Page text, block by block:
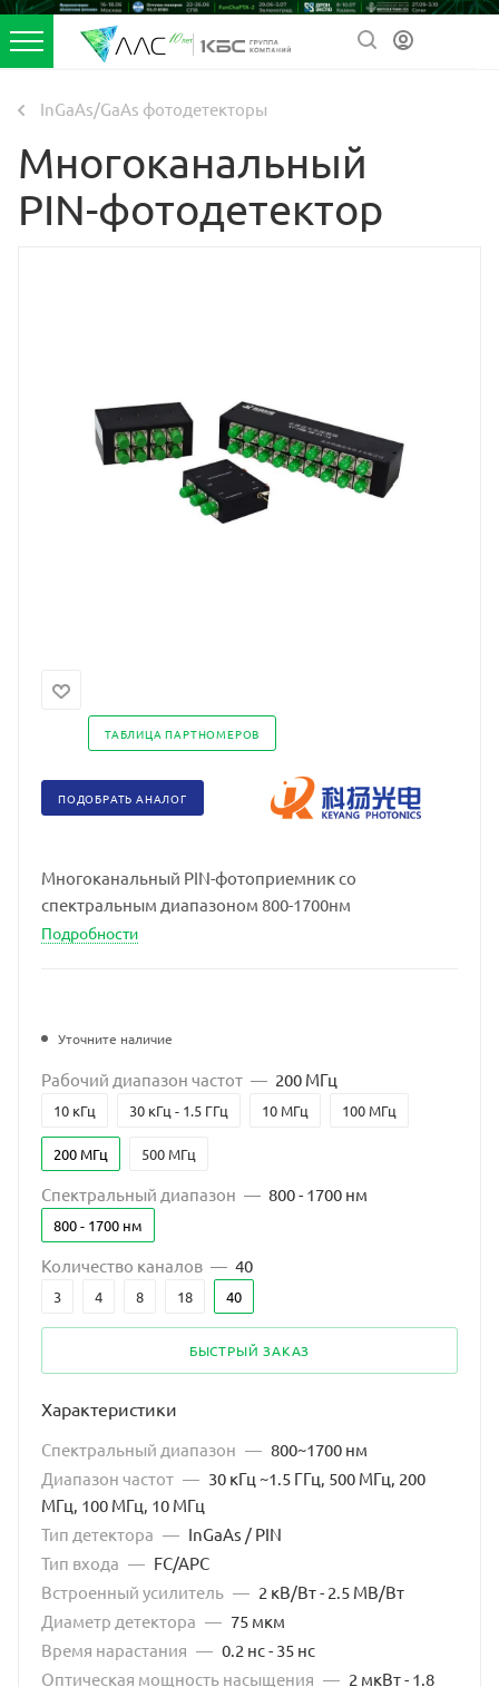
InGaAs/GaAs фотодетекторы
Многоканальный
PIN-фотодетектор
ТАБЛИЦА ПАРТНОМЕРОВ
ПОДОБРАТЬ АНАЛОГ
Многоканальный PIN-фотоприемник со
спектральным диапазоном 800-1700нм
Подробности
Уточните наличие
Рабочий диапазон частот — 200 МГц
10 кГц 30 кГц - 1.5 ГГц 10 МГц 100 МГц
200 МГц 500 МГц
Спектральный диапазон — 800 - 1700 нм
800 - 1700 нм
Количество каналов — 40
3 4 8 18 40
БЫСТРЫЙ ЗАКАЗ
Характеристики
Спектральный диапазон — 800~1700 нм
Диапазон частот — 30 кГц ~1.5 ГГц, 500 МГц, 200
МГц, 100 МГц, 10 МГц
Тип детектора — InGaAs / PIN
Тип входа — FC/APC
Встроенный усилитель — 2 кВ/Вт - 2.5 МВ/Вт
Диаметр детектора — 75 мкм
Время нарастания — 0.2 нс - 35 нс
Оптическая мощность насыщения — 2 мкВт - 1.8